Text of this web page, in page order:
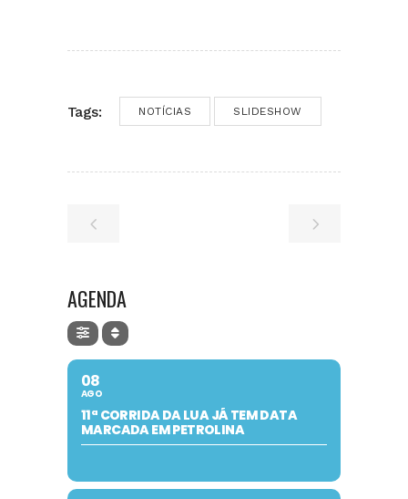
Tags: NOTÍCIAS SLIDESHOW
AGENDA
08
AGO
11ª CORRIDA DA LUA JÁ TEM DATA
MARCADA EM PETROLINA